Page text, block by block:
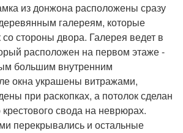
из донжона расположены сразу
галереям, которые
стороны двора. Галерея ведет в
расположен на первом этаже -
большим внутренним
окна украшены витражами,
при раскопках, а потолок сделан
крестового свода на неврюрах.
перекрывались и остальные